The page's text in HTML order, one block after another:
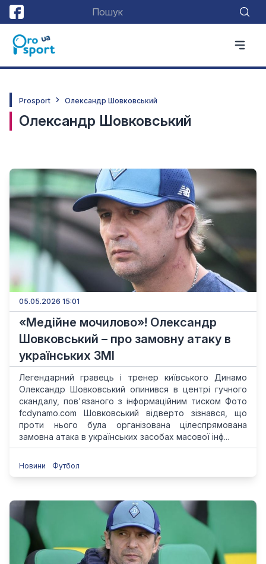
Prosport Олександр Шовковський
Олександр Шовковський
05.05.2026 15:01
«Медійне мочилово»! Олександр
Шовковський – про замовну атаку в
українських ЗМІ
Легендарний гравець і тренер київського Динамо
Олександр Шовковський опинився в центрі гучного
скандалу, пов'язаного з інформаційним тиском Фото
fcdynamo.com Шовковський відверто зізнався, що
проти нього була організована цілеспрямована
замовна атака в українських засобах масової інф...
Новини Футбол